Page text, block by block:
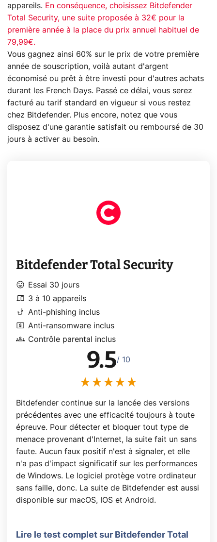
appareils. En conséquence, choisissez Bitdefender
Total Security, une suite proposée à 32€ pour la
première année à la place du prix annuel habituel de
79,99€.
Vous gagnez ainsi 60% sur le prix de votre première
année de souscription, voilà autant d'argent
économisé ou prêt à être investi pour d'autres achats
durant les French Days. Passé ce délai, vous serez
facturé au tarif standard en vigueur si vous restez
chez Bitdefender. Plus encore, notez que vous
disposez d'une garantie satisfait ou remboursé de 30
jours à activer au besoin.
Bitdefender Total Security
mood Essai 30 jours
devices 3 à 10 appareils
phishing Anti-phishing inclus
local_atm Anti-ransomware inclus
groups Contrôle parental inclus
9.5/ 10
Bitdefender continue sur la lancée des versions
précédentes avec une efficacité toujours à toute
épreuve. Pour détecter et bloquer tout type de
menace provenant d'Internet, la suite fait un sans
faute. Aucun faux positif n'est à signaler, et elle
n'a pas d'impact significatif sur les performances
de Windows. Le logiciel protège votre ordinateur
sans faille, donc. La suite de Bitdefender est aussi
disponible sur macOS, IOS et Android.
Lire le test complet sur Bitdefender Total